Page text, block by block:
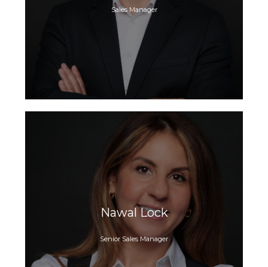
Sales Manager
Nawal Lock
Senior Sales Manager